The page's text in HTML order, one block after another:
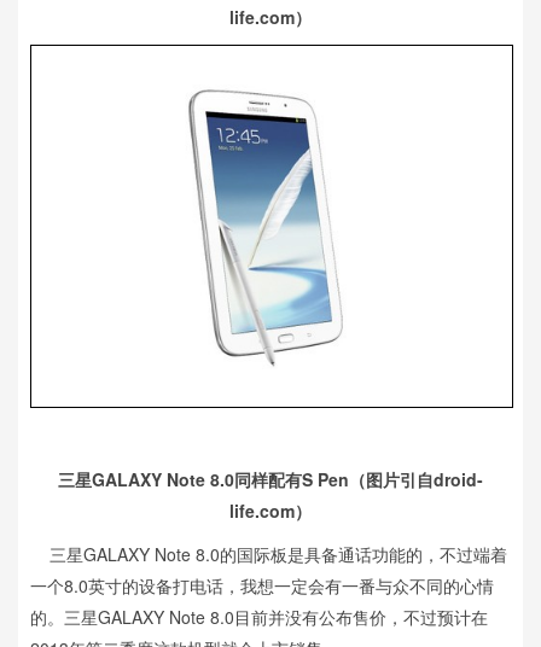
life.com）
三星GALAXY Note 8.0同样配有S Pen（图片引自droid-
life.com）
三星GALAXY Note 8.0的国际板是具备通话功能的，不过端着
一个8.0英寸的设备打电话，我想一定会有一番与众不同的心情
的。三星GALAXY Note 8.0目前并没有公布售价，不过预计在